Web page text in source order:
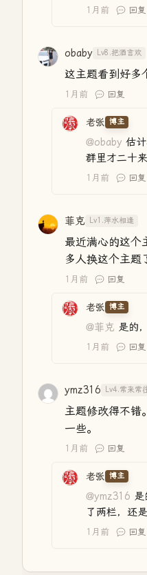
1月前 回复
obaby Lv8.把酒言欢
这主题看到好多
1月前 回复
老张 博主
@obaby 估
群里才二十来
1月前 回复
菲克 Lv1.萍水相逢
最近满心的这个
多人换这个主题
1月前 回复
老张 博主
@菲克 是的
1月前 回复
ymz316 Lv4.常来常
主题修改得不错
一些。
1月前 回复
老张 博主
@ymz316
了两栏，还
1月前 回复